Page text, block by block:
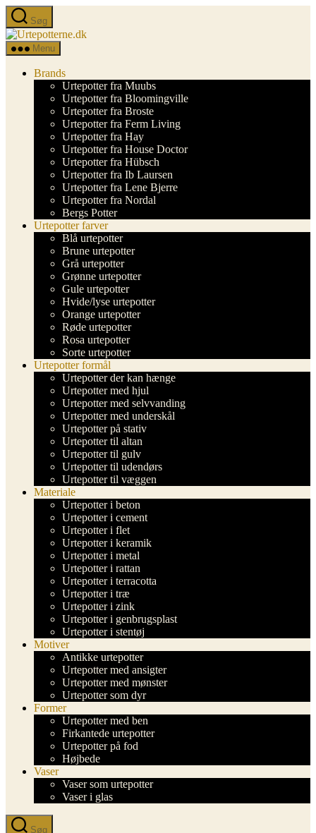
Spring
til
indholdet
Søg
Urtepotterne.dk
Menu
Brands
Urtepotter fra Muubs
Urtepotter fra Bloomingville
Urtepotter fra Broste
Urtepotter fra Ferm Living
Urtepotter fra Hay
Urtepotter fra House Doctor
Urtepotter fra Hübsch
Urtepotter fra Ib Laursen
Urtepotter fra Lene Bjerre
Urtepotter fra Nordal
Bergs Potter
Urtepotter farver
Blå urtepotter
Brune urtepotter
Grå urtepotter
Grønne urtepotter
Gule urtepotter
Hvide/lyse urtepotter
Orange urtepotter
Røde urtepotter
Rosa urtepotter
Sorte urtepotter
Urtepotter formål
Urtepotter der kan hænge
Urtepotter med hjul
Urtepotter med selvvanding
Urtepotter med underskål
Urtepotter på stativ
Urtepotter til altan
Urtepotter til gulv
Urtepotter til udendørs
Urtepotter til væggen
Materiale
Urtepotter i beton
Urtepotter i cement
Urtepotter i flet
Urtepotter i keramik
Urtepotter i metal
Urtepotter i rattan
Urtepotter i terracotta
Urtepotter i træ
Urtepotter i zink
Urtepotter i genbrugsplast
Urtepotter i stentøj
Motiver
Antikke urtepotter
Urtepotter med ansigter
Urtepotter med mønster
Urtepotter som dyr
Former
Urtepotter med ben
Firkantede urtepotter
Urtepotter på fod
Højbede
Vaser
Vaser som urtepotter
Vaser i glas
Søg